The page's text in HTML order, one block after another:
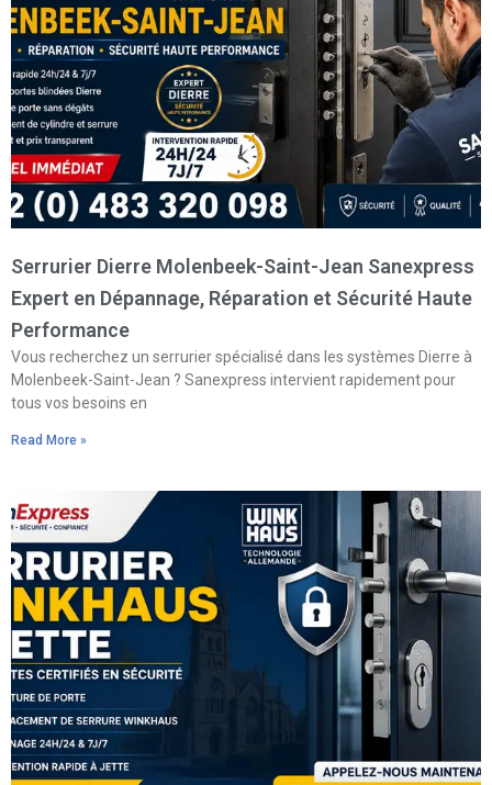
Serrurier Dierre Molenbeek-Saint-Jean Sanexpress
Expert en Dépannage, Réparation et Sécurité Haute
Performance
Vous recherchez un serrurier spécialisé dans les systèmes Dierre à
Molenbeek-Saint-Jean ? Sanexpress intervient rapidement pour
tous vos besoins en
Read More »